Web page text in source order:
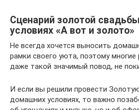
Сценарий золотой
условиях «А вот и золото»
Не всегда хочется выносить
рамки своего уюта, поэтому
даже такой значимый повод, не
И если вы решили провести
домашних условиях, то важно